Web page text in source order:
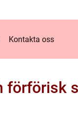
Kontakta oss
förförisk